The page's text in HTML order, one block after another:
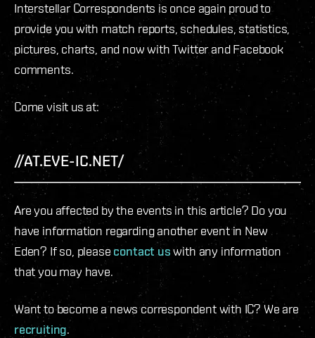
Interstellar Correspondents is once again proud to
provide you with match reports, schedules, statistics,
pictures, charts, and now with Twitter and Facebook
comments.
Come visit us at:
//AT.EVE-IC.NET/
Are you affected by the events in this article? Do you
have information regarding another event in New
Eden? If so, please contact uswith any information
that you may have.
Want to become a news correspondent with IC? We are
recruiting.